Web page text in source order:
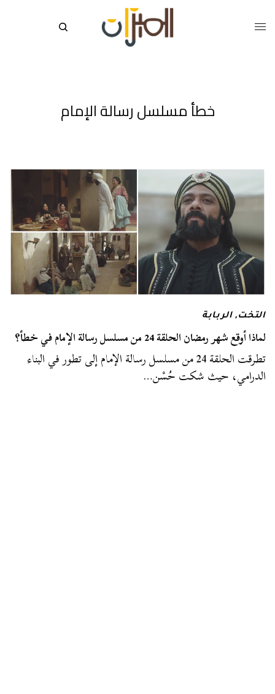
خطأ مسلسل رسالة الإمام
التخت,الربابة
لماذا أوقع شهر رمضان الحلقة 24 من مسلسل رسالة الإمام في خطأ؟
تطرقت الحلقة 24 من مسلسل رسالة الإمام إلى تطور في البناء
الدرامي، حيث شكت حُسْن…